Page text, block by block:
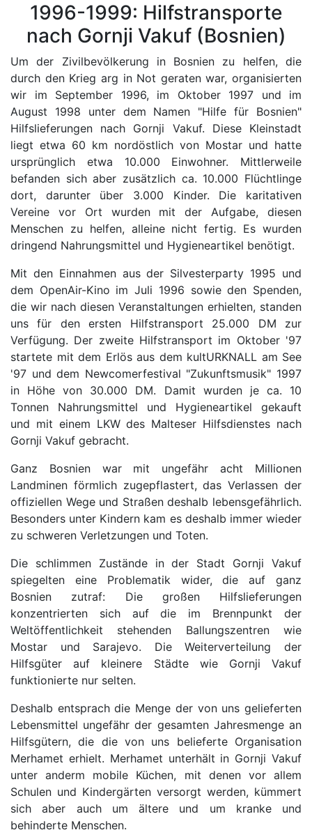
1996-1999: Hilfstransporte
nach Gornji Vakuf (Bosnien)
Um der Zivilbevölkerung in Bosnien zu helfen, die
durch den Krieg arg in Not geraten war, organisierten
wir im September 1996, im Oktober 1997 und im
August 1998 unter dem Namen "Hilfe für Bosnien"
Hilfslieferungen nach Gornji Vakuf. Diese Kleinstadt
liegt etwa 60 km nordöstlich von Mostar und hatte
ursprünglich etwa 10.000 Einwohner. Mittlerweile
befanden sich aber zusätzlich ca. 10.000 Flüchtlinge
dort, darunter über 3.000 Kinder. Die karitativen
Vereine vor Ort wurden mit der Aufgabe, diesen
Menschen zu helfen, alleine nicht fertig. Es wurden
dringend Nahrungsmittel und Hygieneartikel benötigt.
Mit den Einnahmen aus der Silvesterparty 1995 und
dem OpenAir-Kino im Juli 1996 sowie den Spenden,
die wir nach diesen Veranstaltungen erhielten, standen
uns für den ersten Hilfstransport 25.000 DM zur
Verfügung. Der zweite Hilfstransport im Oktober '97
startete mit dem Erlös aus dem kultURKNALL am See
'97 und dem Newcomerfestival "Zukunftsmusik" 1997
in Höhe von 30.000 DM. Damit wurden je ca. 10
Tonnen Nahrungsmittel und Hygieneartikel gekauft
und mit einem LKW des Malteser Hilfsdienstes nach
Gornji Vakuf gebracht.
Ganz Bosnien war mit ungefähr acht Millionen
Landminen förmlich zugepflastert, das Verlassen der
offiziellen Wege und Straßen deshalb lebensgefährlich.
Besonders unter Kindern kam es deshalb immer wieder
zu schweren Verletzungen und Toten.
Die schlimmen Zustände in der Stadt Gornji Vakuf
spiegelten eine Problematik wider, die auf ganz
Bosnien zutraf: Die großen Hilfslieferungen
konzentrierten sich auf die im Brennpunkt der
Weltöffentlichkeit stehenden Ballungszentren wie
Mostar und Sarajevo. Die Weiterverteilung der
Hilfsgüter auf kleinere Städte wie Gornji Vakuf
funktionierte nur selten.
Deshalb entsprach die Menge der von uns gelieferten
Lebensmittel ungefähr der gesamten Jahresmenge an
Hilfsgütern, die die von uns belieferte Organisation
Merhamet erhielt. Merhamet unterhält in Gornji Vakuf
unter anderm mobile Küchen, mit denen vor allem
Schulen und Kindergärten versorgt werden, kümmert
sich aber auch um ältere und um kranke und
behinderte Menschen.